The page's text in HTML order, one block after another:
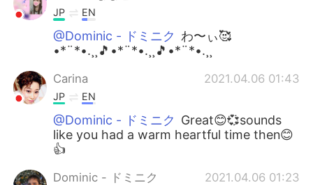
JP EN
@Dominic - ドミニク わ〜ぃ🥰
•*¨*•.¸¸🎵•*¨*•.¸¸🎵•*¨*•.¸¸
Carina 2021.04.06 01:43
JP EN
@Dominic - ドミニク Great😊💞sounds
like you had a warm heartful time then😊
👍
Dominic - ドミニク 2021.04.06 01:23